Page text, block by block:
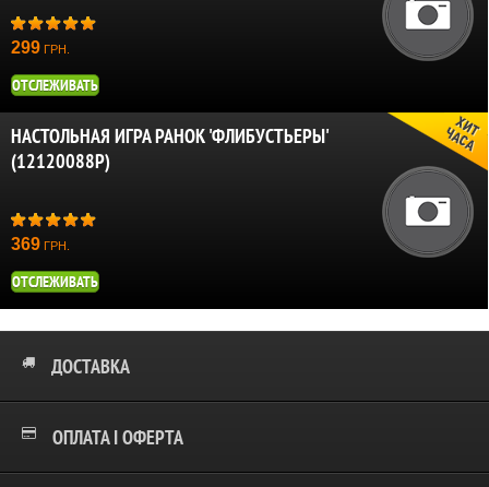
299 ГРН.
ОТСЛЕЖИВАТЬ
НАСТОЛЬНАЯ ИГРА РАНОК 'ФЛИБУСТЬЕРЫ'
(12120088Р)
369 ГРН.
ОТСЛЕЖИВАТЬ
ДОСТАВКА
ОПЛАТА І ОФЕРТА